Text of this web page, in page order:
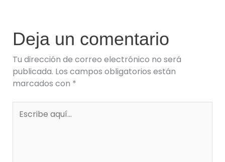
Deja un comentario
Tu dirección de correo electrónico no será
publicada. Los campos obligatorios están
marcados con *
aquí...